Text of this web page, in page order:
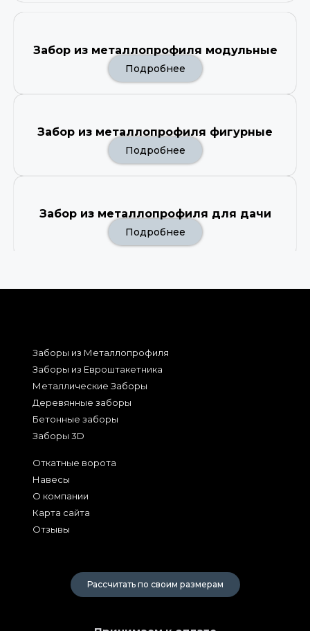
Забор из металлопрофиля модульные
Подробнее
Забор из металлопрофиля фигурные
Подробнее
Забор из металлопрофиля для дачи
Подробнее
Заборы из Металлопрофиля
Заборы из Евроштакетника
Металлические Заборы
Деревянные заборы
Бетонные заборы
Заборы 3D
Откатные ворота
Навесы
О компании
Карта сайта
Отзывы
Рассчитать по своим размерам